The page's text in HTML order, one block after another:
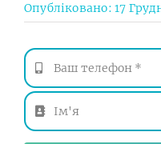
Опубліковано: 17